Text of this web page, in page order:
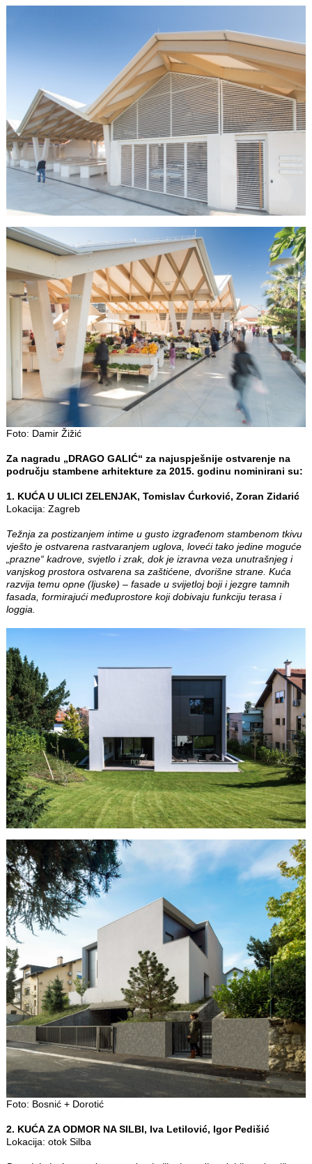
Foto: Damir Žižić
Za nagradu „DRAGO GALIĆ“ za najuspješnije ostvarenje na
području stambene arhitekture za 2015. godinu nominirani su:
1. KUĆA U ULICI ZELENJAK, Tomislav Ćurković, Zoran Zidarić
Lokacija: Zagreb
Težnja za postizanjem intime u gusto izgrađenom stambenom tkivu
vješto je ostvarena rastvaranjem uglova, loveći tako jedine moguće
„prazne“ kadrove, svjetlo i zrak, dok je izravna veza unutrašnjeg i
vanjskog prostora ostvarena sa zaštićene, dvorišne strane. Kuća
razvija temu opne (ljuske) – fasade u svijetloj boji i jezgre tamnih
fasada, formirajući međuprostore koji dobivaju funkciju terasa i
loggia.
Foto: Bosnić + Dorotić
2. KUĆA ZA ODMOR NA SILBI, Iva Letilović, Igor Pedišić
Lokacija: otok Silba